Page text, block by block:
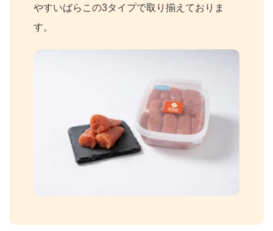
やすいばらこの3タイプで取り揃えておりま
す。